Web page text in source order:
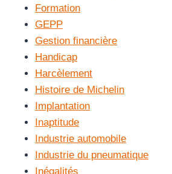
Formation
GEPP
Gestion financière
Handicap
Harcèlement
Histoire de Michelin
Implantation
Inaptitude
Industrie automobile
Industrie du pneumatique
Inégalités